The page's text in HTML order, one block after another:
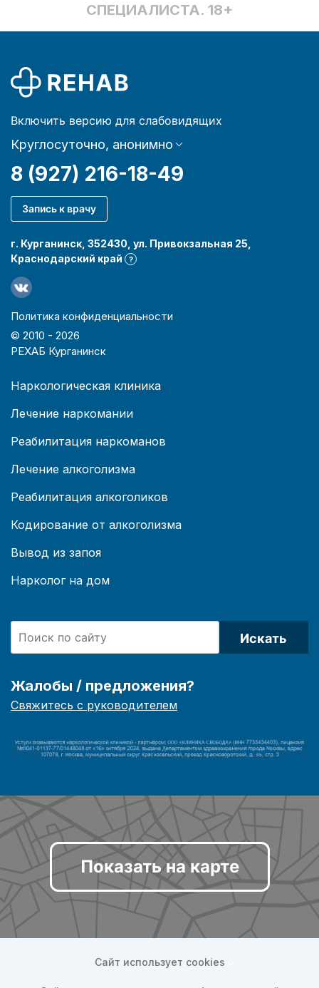
СПЕЦИАЛИСТА. 18+
Включить версию для слабовидящих
Круглосуточно, анонимно
8 (927) 216-18-49
Запись к врачу
г. Курганинск, 352430, ул. Привокзальная 25,
Краснодарский край
?
Политика конфиденциальности
© 2010 - 2026
РЕХАБ Курганинск
Наркологическая клиника
Лечение наркомании
Реабилитация наркоманов
Лечение алкоголизма
Реабилитация алкоголиков
Кодирование от алкоголизма
Вывод из запоя
Нарколог на дом
Искать
Жалобы / предложения?
Свяжитесь с руководителем
Показать на карте
Сайт использует cookies